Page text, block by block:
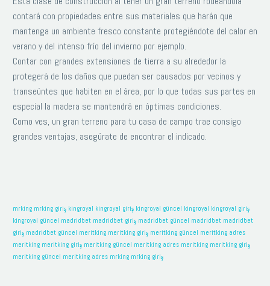
meritking adres mrking mrking giriş

La oportunidad de volver a la
naturaleza, y por otro lado ver la
protección y resguardo que se le da
a un árbol endémico de Baja
contará con propiedades entre sus materiales que harán que
mantenga un ambiente fresco constante protegiéndote del calor en
verano y del intenso frío del invierno por ejemplo.
Contar con grandes extensiones de tierra a su alrededor la
protegerá de los daños que puedan ser causados por vecinos y
transeúntes que habiten en el área, por lo que todas sus partes en
especial la madera se mantendrá en óptimas condiciones.
Como ves, un gran terreno para tu casa de campo trae consigo
grandes ventajas, asegúrate de encontrar el indicado.
mrking mrking giriş kingroyal kingroyal giriş kingroyal güncel kingroyal kingroyal giriş
kingroyal güncel madridbet madridbet giriş madridbet güncel madridbet madridbet
giriş madridbet güncel meritking meritking giriş meritking güncel meritking adres
meritking meritking giriş meritking güncel meritking adres meritking meritking giriş
meritking güncel meritking adres mrking mrking giriş